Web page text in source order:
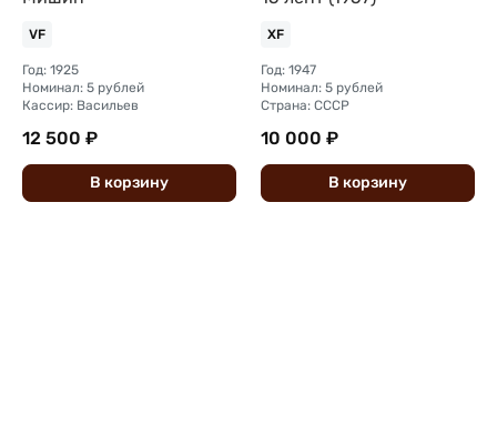
VF
Год: 1925
Номинал: 5 рублей
Кассир: Васильев
12 500 ₽
В корзину
XF
Год: 1947
Номинал: 5 рублей
Страна: СССР
10 000 ₽
В корзину